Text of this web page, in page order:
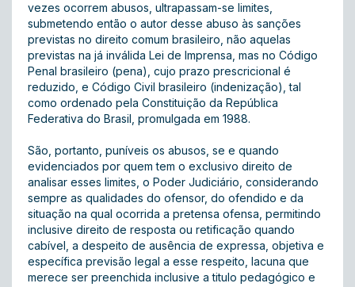
vezes ocorrem abusos, ultrapassam-se limites,
submetendo então o autor desse abuso às sanções
previstas no direito comum brasileiro, não aquelas
previstas na já inválida Lei de Imprensa, mas no Código
Penal brasileiro (pena), cujo prazo prescricional é
reduzido, e Código Civil brasileiro (indenização), tal
como ordenado pela Constituição da República
Federativa do Brasil, promulgada em 1988.
São, portanto, puníveis os abusos, se e quando
evidenciados por quem tem o exclusivo direito de
analisar esses limites, o Poder Judiciário, considerando
sempre as qualidades do ofensor, do ofendido e da
situação na qual ocorrida a pretensa ofensa, permitindo
inclusive direito de resposta ou retificação quando
cabível, a despeito de ausência de expressa, objetiva e
específica previsão legal a esse respeito, lacuna que
merece ser preenchida inclusive a titulo pedagógico e